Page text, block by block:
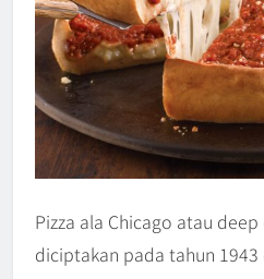
Pizza ala Chicago atau
diciptakan pada tahun 1943